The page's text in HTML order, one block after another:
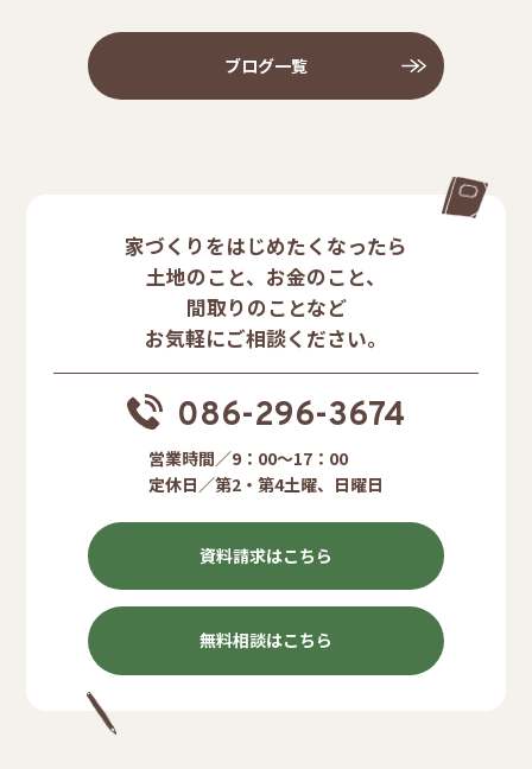
ブログ一覧
家づくりをはじめたくなったら
土地のこと、お金のこと、
間取りのことなど
お気軽にご相談ください。
086-296-3674
営業時間／9：00〜17：00
定休日／第2・第4土曜、日曜日
資料請求はこちら
無料相談はこちら